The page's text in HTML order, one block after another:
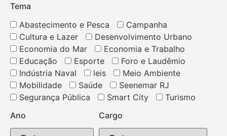
Tema
Abastecimento e Pesca
Campanha
Cultura e Lazer
Desenvolvimento Urbano
Economia do Mar
Economia e Trabalho
Educação
Esporte
Foro e Laudêmio
Indústria Naval
leis
Meio Ambiente
Mobilidade
Saúde
Seenemar RJ
Segurança Pública
Smart City
Turismo
Ano
Cargo